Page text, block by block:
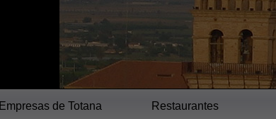
Empresas de Totana Restaurantes